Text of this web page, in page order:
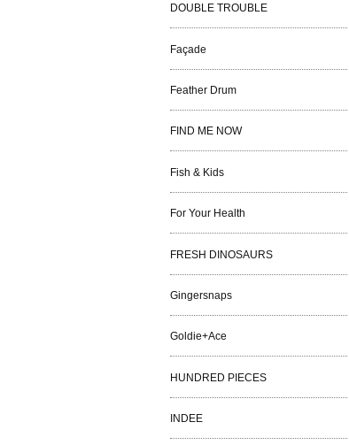
DOUBLE TROUBLE
Façade
Feather Drum
FIND ME NOW
Fish & Kids
For Your Health
FRESH DINOSAURS
Gingersnaps
Goldie+Ace
HUNDRED PIECES
INDEE